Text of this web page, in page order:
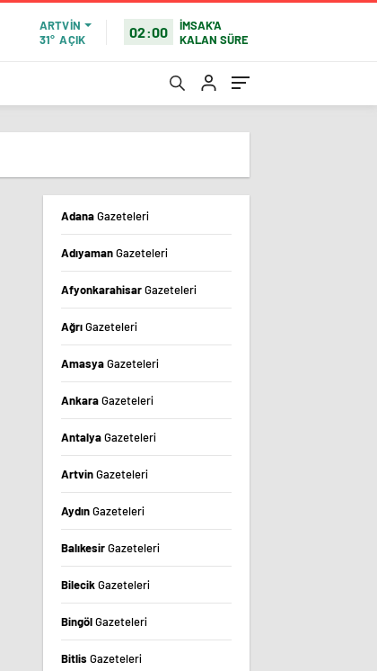
ARTVIN
31° AÇIK 02:00
İMSAK'A
KALAN SÜRE
AdanaGazeteleri
AdıyamanGazeteleri
AfyonkarahisarGazeteleri
AğrıGazeteleri
AmasyaGazeteleri
AnkaraGazeteleri
AntalyaGazeteleri
ArtvinGazeteleri
AydınGazeteleri
BalıkesirGazeteleri
BilecikGazeteleri
BingölGazeteleri
Bitlis Gazeteleri